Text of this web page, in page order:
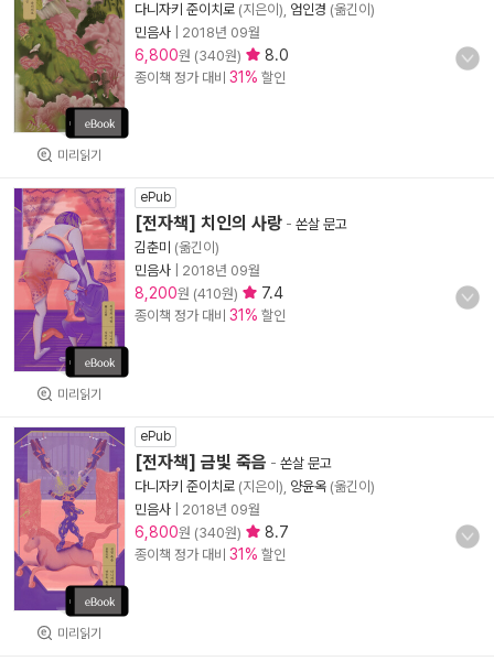
미리읽기
다니자키 준이치로 (지은이), 엄인경 (옮긴이)
민음사
2018년 09월
6,800원 (340원) 8.0
종이책 정가 대비 31% 할인
미리읽기
ePub
[전자책] 치인의 사랑 - 쏜살 문고
김춘미 (옮긴이)
민음사
2018년 09월
8,200원 (410원) 7.4
종이책 정가 대비 31% 할인
미리읽기
ePub
[전자책] 금빛 죽음 - 쏜살 문고
다니자키 준이치로 (지은이), 양윤옥 (옮긴이)
민음사
2018년 09월
6,800원 (340원) 8.7
종이책 정가 대비 31% 할인